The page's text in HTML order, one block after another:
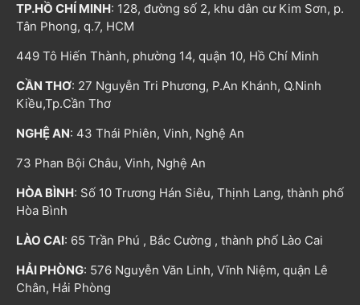
TP.HỒ CHÍ MINH: 128, đường số 2, khu dân cư Kim Sơn, p.
Tân Phong, q.7, HCM
449 Tô Hiến Thành, phường 14, quận 10, Hồ Chí Minh
CẦN THƠ: 27 Nguyễn Tri Phương, P.An Khánh, Q.Ninh
Kiều,Tp.Cần Thơ
NGHỆ AN: 43 Thái Phiên, Vinh, Nghệ An
73 Phan Bội Châu, Vinh, Nghệ An
HÒA BÌNH: Số 10 Trương Hán Siêu, Thịnh Lang, thành phố
Hòa Bình
LÀO CAI: 65 Trần Phú , Bắc Cường , thành phố Lào Cai
HẢI PHÒNG: 576 Nguyễn Văn Linh, Vĩnh Niệm, quận Lê
Chân, Hải Phòng